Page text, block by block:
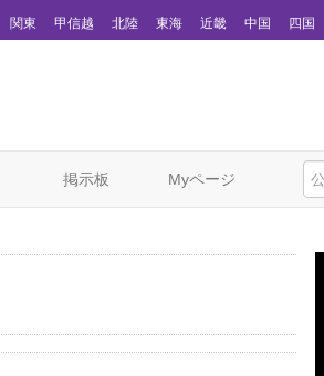
関東 甲信越 北陸 東海 近畿 中国 四国
掲示板 Myページ